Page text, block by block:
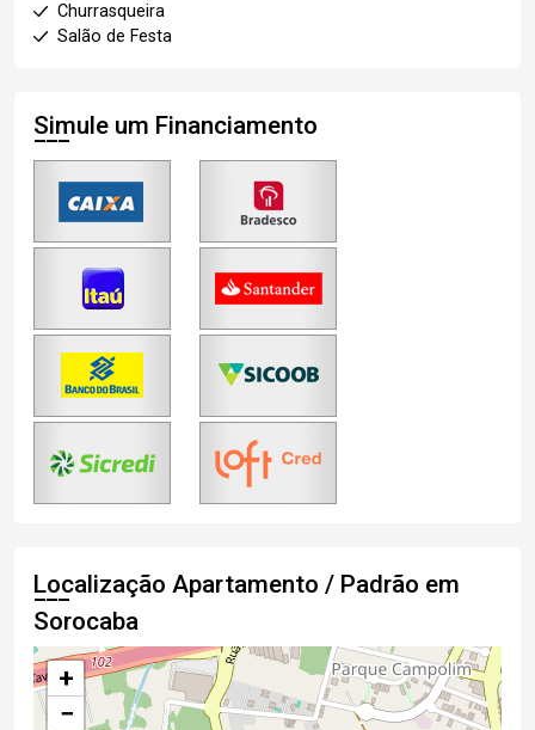
Churrasqueira
Salão de Festa
Simule um Financiamento
Localização Apartamento / Padrão em
Sorocaba
+
−